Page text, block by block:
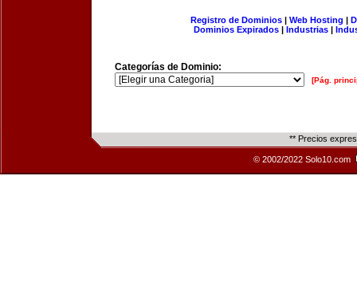
Registro de Dominios| Web Hosting |
Dominios Expirados | Industrias |
Categorías de Dominio:
[Pág.
** Precios
© 2002/2022 Solo10.com